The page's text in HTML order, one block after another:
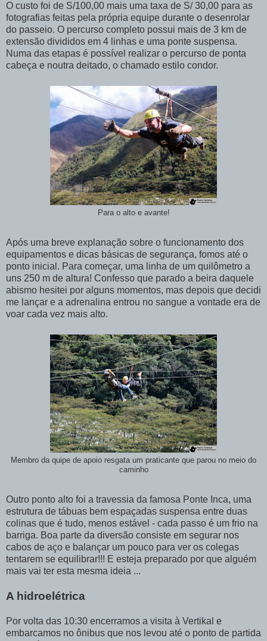
O custo foi de S/100,00 mais uma taxa de S/ 30,00 para as
fotografias feitas pela própria equipe durante o desenrolar
do passeio. O percurso completo possui mais de 3 km de
extensão divididos em 4 linhas e uma ponte suspensa.
Numa das etapas é possível realizar o percurso de ponta
cabeça e noutra deitado, o chamado estilo condor.
Para o alto e avante!
Após uma breve explanação sobre o funcionamento dos
equipamentos e dicas básicas de segurança, fomos até o
ponto inicial. Para começar, uma linha de um quilômetro a
uns 250 m de altura! Confesso que parado a beira daquele
abismo hesitei por alguns momentos, mas depois que decidi
me lançar e a adrenalina entrou no sangue a vontade era de
voar cada vez mais alto.
Membro da quipe de apoio resgata um praticante que parou no meio do
caminho
Outro ponto alto foi a travessia da famosa Ponte Inca, uma
estrutura de tábuas bem espaçadas suspensa entre duas
colinas que é tudo, menos estável - cada passo é um frio na
barriga. Boa parte da diversão consiste em segurar nos
cabos de aço e balançar um pouco para ver os colegas
tentarem se equilibrar!!! E esteja preparado por que alguém
mais vai ter esta mesma ideia ...
A hidroelétrica
Por volta das 10:30 encerramos a visita à Vertikal e
embarcamos no ônibus que nos levou até o ponto de partida